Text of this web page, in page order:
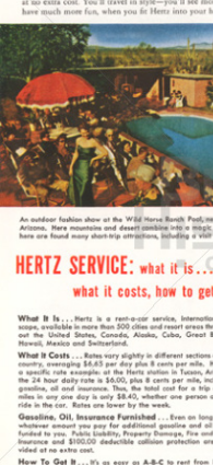
HERTZ
Hertz